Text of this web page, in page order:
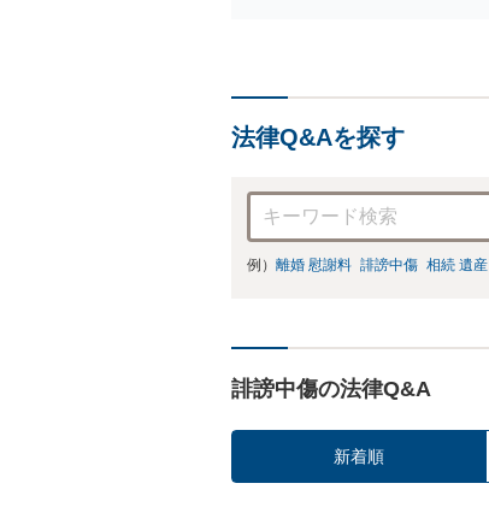
法律Q&Aを探す
例） 離婚 慰謝料 誹謗中傷 相続 遺産
誹謗中傷の法律Q&A
新着順